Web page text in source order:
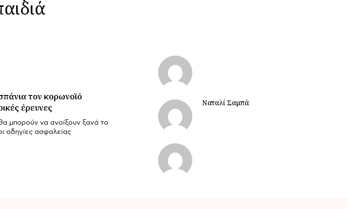
τον κορωνοϊό
έρευνες
μπορούν να ανοίξουν ξανά το
οδηγίες ασφαλείας
Ναταλί Σαμπά